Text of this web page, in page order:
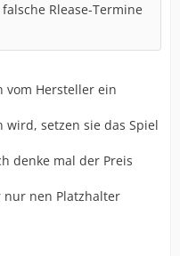
Rlease-Termine
vom Hersteller ein
setzen sie das Spiel
denke mal der Preis
nur nen Platzhalter